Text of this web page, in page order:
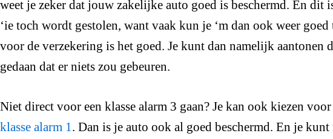
weet je zeker dat jouw zakelijke auto goed is beschermd. En dit
‘ie toch wordt gestolen, want vaak kun je ‘m dan ook weer
voor de verzekering is het goed. Je kunt dan namelijk aantonen
gedaan dat er niets zou gebeuren.
Niet direct voor een klasse alarm 3 gaan? Je kan ook kiezen voor
klasse alarm 1 . Dan is je auto ook al goed beschermd. En je